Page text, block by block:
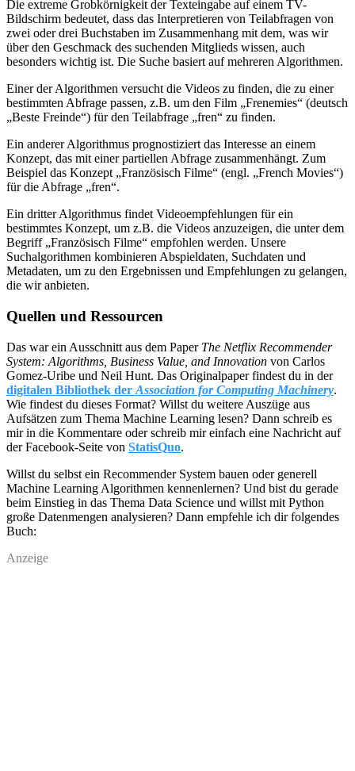
Die extreme Grobkörnigkeit der Texteingabe auf einem TV-
Bildschirm bedeutet, dass das Interpretieren von Teilabfragen von
zwei oder drei Buchstaben im Zusammenhang mit dem, was wir
über den Geschmack des suchenden Mitglieds wissen, auch
besonders wichtig ist. Die Suche basiert auf mehreren Algorithmen.
Einer der Algorithmen versucht die Videos zu finden, die zu einer
bestimmten Abfrage passen, z.B. um den Film „Frenemies“ (deutsch
„Beste Freinde“) für den Teilabfrage „fren“ zu finden.
Ein anderer Algorithmus prognostiziert das Interesse an einem
Konzept, das mit einer partiellen Abfrage zusammenhängt. Zum
Beispiel das Konzept „Französisch Filme“ (engl. „French Movies“)
für die Abfrage „fren“.
Ein dritter Algorithmus findet Videoempfehlungen für ein
bestimmtes Konzept, um z.B. die Videos anzuzeigen, die unter dem
Begriff „Französisch Filme“ empfohlen werden. Unsere
Suchalgorithmen kombinieren Abspieldaten, Suchdaten und
Metadaten, um zu den Ergebnissen und Empfehlungen zu gelangen,
die wir anbieten.
Quellen und Ressourcen
Das war ein Ausschnitt aus dem Paper The Netflix Recommender
System: Algorithms, Business Value, and Innovation von Carlos
Gomez-Uribe und Neil Hunt. Das Originalpaper findest du in der
digitalen Bibliothek der Association for Computing Machinery.
Wie findest du dieses Format? Willst du weitere Auszüge aus
Aufsätzen zum Thema Machine Learning lesen? Dann schreib es
mir in die Kommentare oder schreib mir einfach eine Nachricht auf
der Facebook-Seite von StatisQuo.
Willst du selbst ein Recommender System bauen oder generell
Machine Learning Algorithmen kennenlernen? Und bist du gerade
beim Einstieg in das Thema Data Science und willst mit Python
große Datenmengen analysieren? Dann empfehle ich dir folgendes
Buch:
Anzeige